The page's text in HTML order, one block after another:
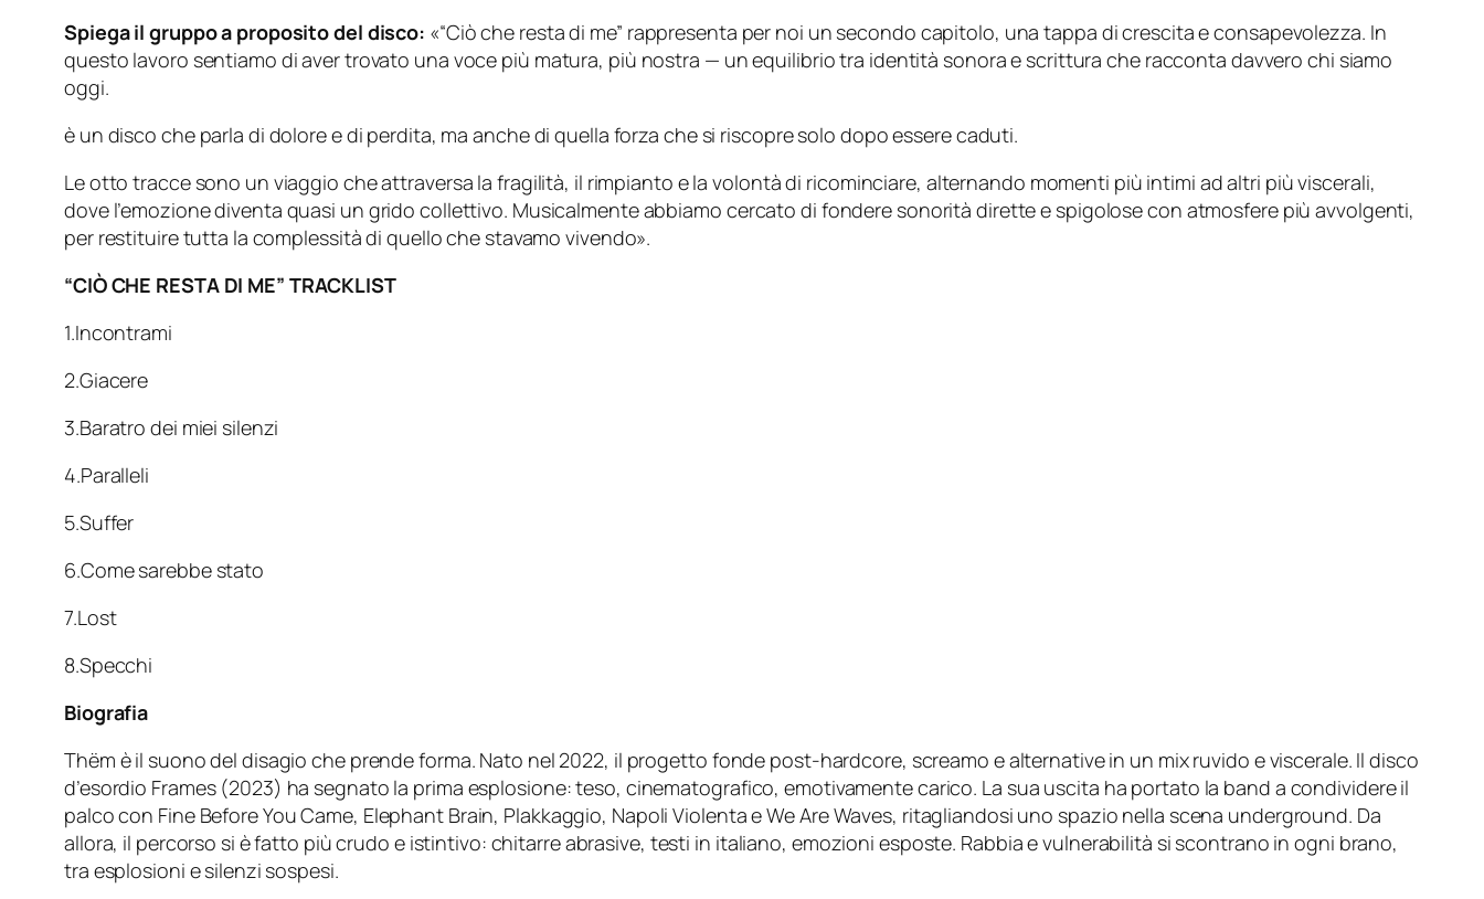
Spiega il gruppo a proposito del disco: «“Ciò che resta di me” rappresenta per noi un secondo capitolo, una tappa di crescita e consapevolezza. In
questo lavoro sentiamo di aver trovato una voce più matura, più nostra — un equilibrio tra identità sonora e scrittura che racconta davvero chi siamo
oggi.
è un disco che parla di dolore e di perdita, ma anche di quella forza che si riscopre solo dopo essere caduti.
Le otto tracce sono un viaggio che attraversa la fragilità, il rimpianto e la volontà di ricominciare, alternando momenti più intimi ad altri più viscerali,
dove l’emozione diventa quasi un grido collettivo. Musicalmente abbiamo cercato di fondere sonorità dirette e spigolose con atmosfere più avvolgenti,
per restituire tutta la complessità di quello che stavamo vivendo».
“CIÒ CHE RESTA DI ME” TRACKLIST
1.Incontrami
2.Giacere
3.Baratro dei miei silenzi
4.Paralleli
5.Suffer
6.Come sarebbe stato
7.Lost
8.Specchi
Biografia
Thëm è il suono del disagio che prende forma. Nato nel 2022, il progetto fonde post-hardcore, screamo e alternative in un mix ruvido e viscerale. Il disco
d’esordio Frames (2023) ha segnato la prima esplosione: teso, cinematografico, emotivamente carico. La sua uscita ha portato la band a condividere il
palco con Fine Before You Came, Elephant Brain, Plakkaggio, Napoli Violenta e We Are Waves, ritagliandosi uno spazio nella scena underground. Da
allora, il percorso si è fatto più crudo e istintivo: chitarre abrasive, testi in italiano, emozioni esposte. Rabbia e vulnerabilità si scontrano in ogni brano,
tra esplosioni e silenzi sospesi.